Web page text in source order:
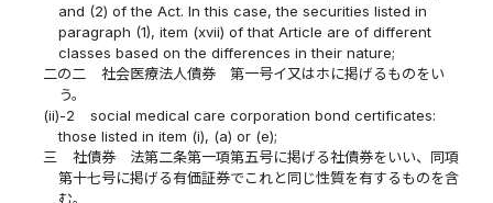
and (2) of the Act. In this case, the securities listed in
paragraph (1), item (xvii) of that Article are of different
classes based on the differences in their nature;
二の二
社会医療法人債券 第一号イ又はホに掲げるものをい
う。
(ii)-2
social medical care corporation bond certificates:
those listed in item (i), (a) or (e);
三
社債券 法第二条第一項第五号に掲げる社債券をいい、同項
第十七号に掲げる有価証券でこれと同じ性質を有するものを含
む。